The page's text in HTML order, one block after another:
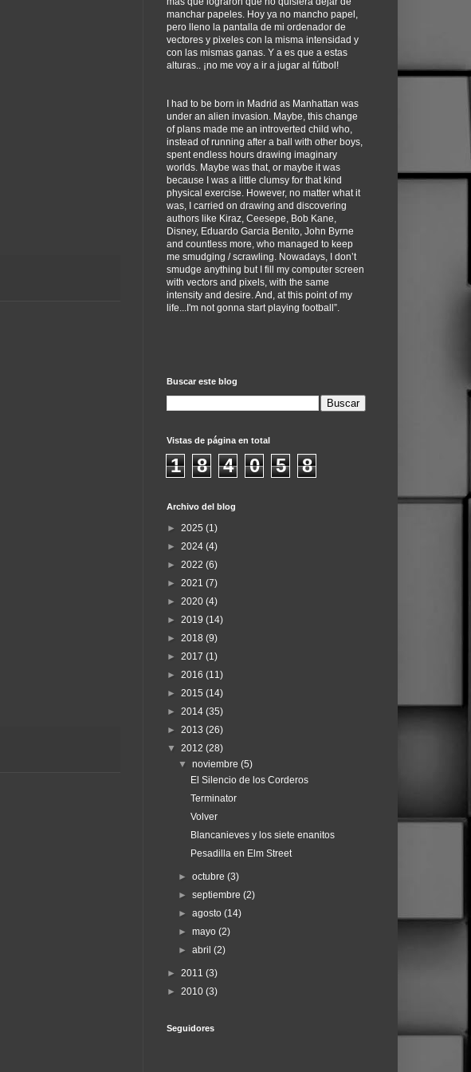
manchar papeles. Hoy ya no mancho papel,
pero lleno la pantalla de mi ordenador de
vectores y pixeles con la misma intensidad y
con las mismas ganas. Y a es que a estas
alturas.. ¡no me voy a ir a jugar al fútbol!
I had to be born in Madrid as Manhattan was
under an alien invasion. Maybe, this change
of plans made me an introverted child who,
instead of running after a ball with other boys,
spent endless hours drawing imaginary
worlds. Maybe was that, or maybe it was
because I was a little clumsy for that kind
physical exercise. However, no matter what it
was, I carried on drawing and discovering
authors like Kiraz, Ceesepe, Bob Kane,
Disney, Eduardo Garcia Benito, John Byrne
and countless more, who managed to keep
me smudging / scrawling. Nowadays, I don’t
smudge anything but I fill my computer screen
with vectors and pixels, with the same
intensity and desire. And, at this point of my
life...I'm not gonna start playing football”.
Buscar este blog
Vistas de página en total
1 8 4 0 5 8
Archivo del blog
► 2025 (1)
► 2024 (4)
► 2022 (6)
► 2021 (7)
► 2020 (4)
► 2019 (14)
► 2018 (9)
► 2017 (1)
► 2016 (11)
► 2015 (14)
► 2014 (35)
► 2013 (26)
▼ 2012 (28)
▼noviembre(5)
El Silencio de los Corderos
Terminator
Volver
Blancanieves y los siete enanitos
Pesadilla en Elm Street
►octubre(3)
►septiembre(2)
►agosto(14)
►mayo(2)
►abril(2)
► 2011 (3)
► 2010 (3)
Seguidores